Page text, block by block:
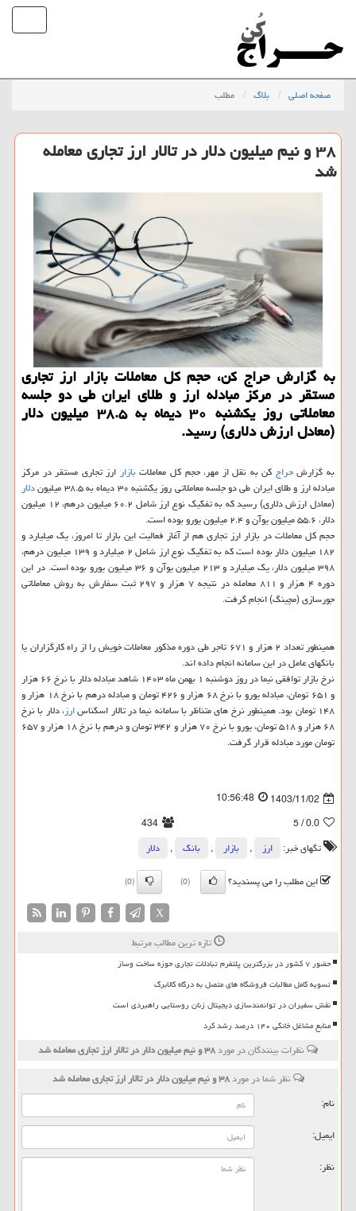
صفحه اصلی بلاگ مطلب
۳۸ و نیم میلیون دلار در تالار ارز تجاری معامله
شد
به گزارش حراج کن، حجم کل معاملات بازار ارز تجاری
مستقر در مرکز مبادله ارز و طلای ایران طی دو جلسه
معاملاتی روز یکشنبه ۳۰ دیماه به ۳۸.۵ میلیون دلار
(معادل ارزش دلاری) رسید.
به گزارشحراج کن به نقل از مهر، حجم کل معاملاتبازار ارز تجاری مستقر در مرکز
مبادله ارز و طلای ایران طی دو جلسه معاملاتی روز یکشنبه ۳۰ دیماه به ۳۸.۵ میلیون
دلار
(معادل ارزش دلاری) رسید که به تفکیک نوع ارز شامل ۶۰.۲ میلیون درهم، ۱۲ میلیون
دلار، ۵۵.۶ میلیون یوآن و ۲.۴ میلیون یورو بوده است.
حجم کل معاملات در بازار ارز تجاری هم از آغاز فعالیت این بازار تا امروز، یک میلیارد و
۱۸۲ میلیون دلار بوده است که به تفکیک نوع ارز شامل ۲ میلیارد و ۱۳۹ میلیون درهم،
۳۹۸ میلیون دلار، یک میلیارد و ۲۱۳ میلیون یوآن و ۳۶ میلیون یورو بوده است. در این
دوره ۴ هزار و ۸۱۱ معامله در نتیجه ۷ هزار و ۲۹۷ ثبت سفارش به روش معاملاتی
جورسازی (مچینگ) انجام گرفت.
همینطور تعداد ۲ هزار و ۶۷۱ تاجر طی دوره مذکور معاملات خویش را از راه کارگزاران یا
بانکهای عامل در این سامانه انجام داده اند.
نرخ بازار توافقی نیما در روز دوشنبه ۱ بهمن ماه ۱۴۰۳ شاهد مبادله دلار با نرخ ۶۶ هزار
و ۶۵۱ تومان، مبادله یورو با نرخ ۶۸ هزار و ۴۲۶ تومان و مبادله درهم با نرخ ۱۸ هزار و
۱۴۸ تومان بود. همینطور نرخ های متناظر با سامانه نیما در تالار اسکناس
ارز، دلار با نرخ
۶۸ هزار و ۵۱۸ تومان، یورو با نرخ ۷۰ هزار و ۳۴۲ تومان و درهم با نرخ ۱۸ هزار و ۶۵۷
تومان مورد مبادله قرار گرفت.
1403/11/02
10:56:48
0.0
/ 5
434
تگهای خبر:
ارز , بازار , بانك ,
دلار
این مطلب را می پسندید؟
(0)
(0)
X
تازه ترین مطالب مرتبط
حضور ۷ کشور در بزرگترین پلتفرم تبادلات تجاری حوزه ساخت وساز
تسویه کامل مطالبات فروشگاه های متصل به درگاه کالابرگ
نقش سفیران در توانمندسازی دیجیتال زنان روستایی راهبردی است
منابع مشاغل خانگی ۱۴۰ درصد رشد کرد
نظرات بینندگان در مورد۳۸ و نیم میلیون دلار در تالار ارز تجاری معامله شد
نظر شما در مورد۳۸ و نیم میلیون دلار در تالار ارز تجاری معامله شد
نام:
ایمیل:
نظر: